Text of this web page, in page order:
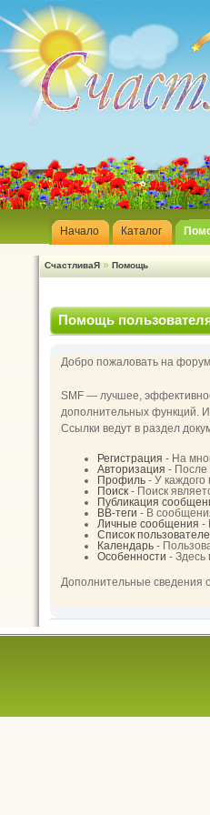
Начало Каталог
СчастливаЯ » Помощь
Помощь
Добро пожаловать на
SMF — лучшее,
дополнительных функций.
Ссылки ведут в раздел
Регистрация - На
Авторизация - После
Профиль - У каждого
Поиск - Поиск
Публикация
BB-теги - В
Личные сообщения -
Список
Календарь -
Особенности - Здесь
Дополнительные сведения